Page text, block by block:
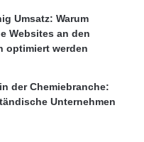
Umsatz: Warum
Websites an den
optimiert werden
der Chemiebranche:
Unternehmen